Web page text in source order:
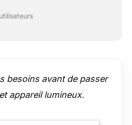
besoins avant de passer
appareil lumineux.